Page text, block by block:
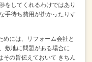
をしてくれるわけではあり
手待ち費用が掛かったりす
めには、リフォーム会社と
敷地に問題がある場合に
その旨伝えておいて きちん